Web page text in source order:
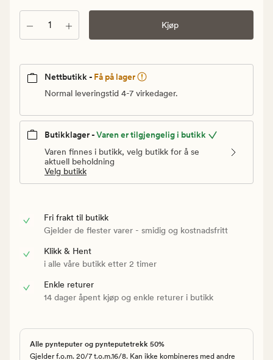
Antall Kjøp
Nettbutikk - Få på lager
Normal leveringstid 4-7 virkedager.
Butikklager -Varen er tilgjengelig i butikk
Varen finnes i butikk, velg butikk for å se
aktuell beholdning
Velg butikk
Fri frakt til butikk
Gjelder de flester varer - smidig og kostnadsfritt
Klikk & Hent
i alle våre butikk etter 2 timer
Enkle returer
14 dager åpent kjøp og enkle returer i butikk
Alle pynteputer og pynteputetrekk 50%
Gjelder f.o.m. 20/7 t.o.m.16/8. Kan ikke kombineres med andre